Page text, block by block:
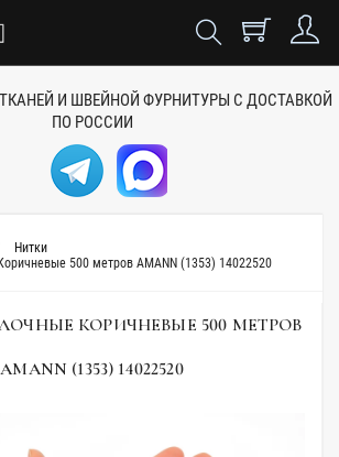
И ШВЕЙНОЙ ФУРНИТУРЫ С ДОСТАВКОЙ
ПО РОССИИ
Нитки
500 метров AMANN (1353) 14022520
КОРИЧНЕВЫЕ 500 МЕТРОВ
AMANN (1353) 14022520